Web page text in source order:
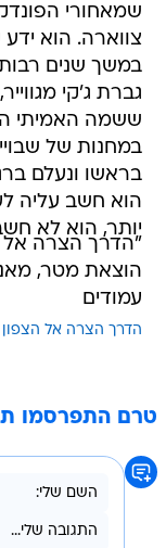
שמאחורי
צווארה. הוא
במשך שנים
גברת ג'קי
ששמה האמיתי
במחנות של
בראשו ונעלם
הוא חשב עליה
יותר, הוא לא
"הדרך הצרה אל
עמודים
הדרך הצרה אל
טרם התפרסמו